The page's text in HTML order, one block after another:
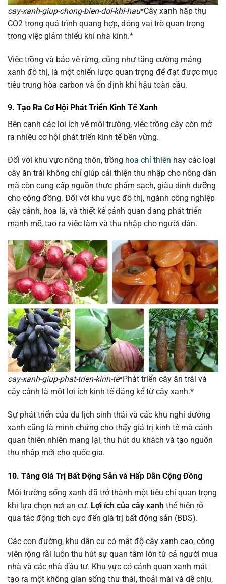
cay-xanh-giup-chong-bien-doi-khi-hau*Cây xanh hấp thụ
CO2 trong quá trình quang hợp, đóng vai trò quan trọng
trong việc giảm thiểu khí nhà kính.*
Việc trồng và bảo vệ rừng, cũng như tăng cường mảng
xanh đô thị, là một chiến lược quan trọng để đạt được mục
tiêu trung hòa carbon và ổn định khí hậu toàn cầu.
9. Tạo Ra Cơ Hội Phát Triển Kinh Tế Xanh
Bên cạnh các lợi ích về môi trường, việc trồng cây còn mở
ra nhiều cơ hội phát triển kinh tế bền vững.
Đối với khu vực nông thôn, trồng hoa chỉ thiên hay các loại
cây ăn trái không chỉ giúp cải thiện thu nhập cho nông dân
mà còn cung cấp nguồn thực phẩm sạch, giàu dinh dưỡng
cho cộng đồng. Đối với khu vực đô thị, ngành công nghiệp
cây cảnh, hoa lá, và thiết kế cảnh quan đang phát triển
mạnh mẽ, tạo ra việc làm và thu nhập cho người dân.
cay-xanh-giup-phat-trien-kinh-te*Phát triển cây ăn trái và
cây cảnh là một lợi ích kinh tế đáng kể từ cây xanh.*
Sự phát triển của du lịch sinh thái và các khu nghỉ dưỡng
xanh cũng là minh chứng cho thấy giá trị kinh tế mà cảnh
quan thiên nhiên mang lại, thu hút du khách và tạo nguồn
thu nhập mới cho quốc gia.
10. Tăng Giá Trị Bất Động Sản và Hấp Dẫn Cộng Đồng
Môi trường sống xanh đã trở thành một tiêu chí quan trọng
khi lựa chọn nơi an cư. Lợi ích của cây xanh thể hiện rõ
qua tác động tích cực đến giá trị bất động sản (BĐS).
Các con đường, khu dân cư có mật độ cây xanh cao, công
viên rộng rãi luôn thu hút sự quan tâm lớn từ cả người mua
nhà và các nhà đầu tư. Khu vực có cảnh quan xanh mát
tạo ra một không gian sống thư thái, thoải mái và dễ chịu,